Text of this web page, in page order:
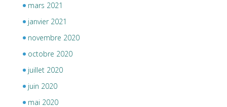
mars 2021
janvier 2021
novembre 2020
octobre 2020
juillet 2020
juin 2020
mai 2020